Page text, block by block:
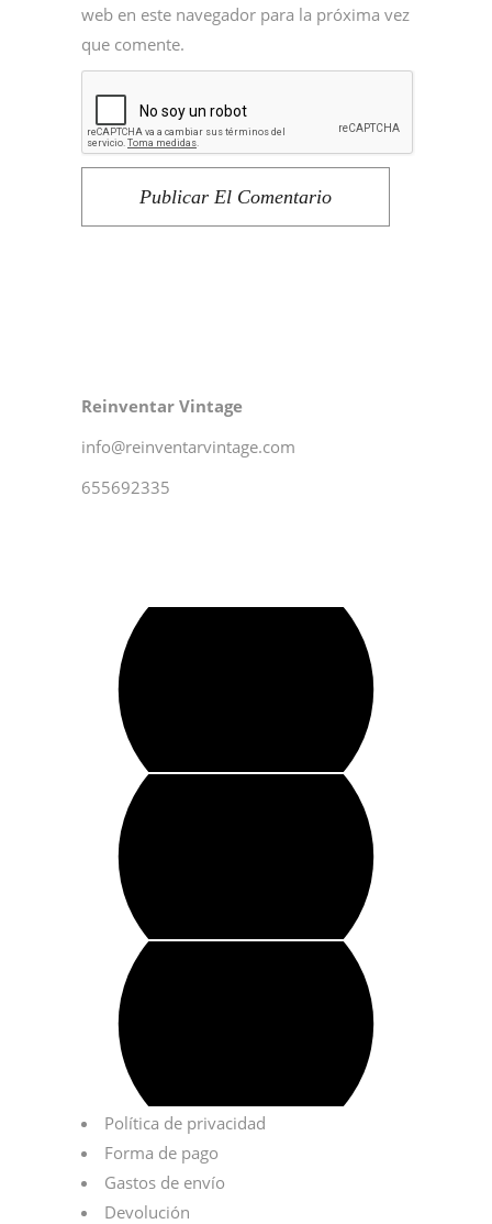
web en este navegador para la próxima vez
que comente.
Publicar El Comentario
Reinventar Vintage
info@reinventarvintage.com
655692335
Política de privacidad
Forma de pago
Gastos de envío
Devolución